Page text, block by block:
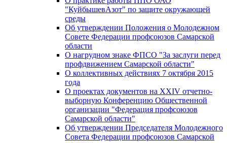
"КуйбышевАзот" по защите окружающей
среды
Об утверждении Положения о Молодежном
Совете Федерации профсоюзов Самарской
области
О нагрудном знаке ФПСО "За заслуги перед
профдвижением Самарской области"
О коллективных действиях 7 октября 2015
года
О проектах документов на XXIV отчетно-
выборную Конференцию Общественной
организации "Федерация профсоюзов
Самарской области"
Об утверждении Председателя Молодежного
Совета Федерации профсоюзов Самарской